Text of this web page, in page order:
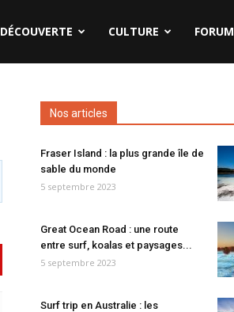
DÉCOUVERTE CULTURE FORUM
Nos articles
Fraser Island : la plus grande île de
sable du monde
5 septembre 2023
Great Ocean Road : une route
entre surf, koalas et paysages...
5 septembre 2023
Surf trip en Australie : les